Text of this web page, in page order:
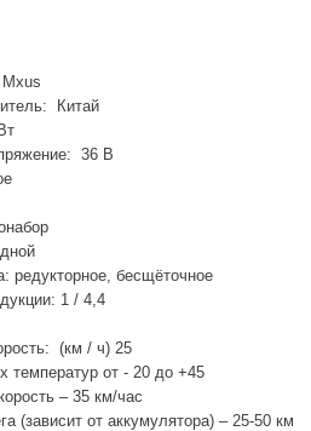
Китай
36 В
редукторное, бесщёточное
1 / 4,4
(км / ч) 25
температур от - 20 до +45
– 35 км/час
(зависит от аккумулятора) – 25-50 км